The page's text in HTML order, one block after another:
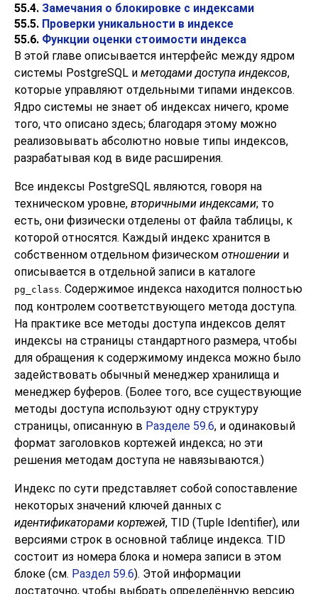
55.4. Замечания о блокировке с индексами
55.5. Проверки уникальности в индексе
55.6. Функции оценки стоимости индекса
В этой главе описывается интерфейс между ядром
системы PostgreSQL и методами доступа индексов,
которые управляют отдельными типами индексов.
Ядро системы не знает об индексах ничего, кроме
того, что описано здесь; благодаря этому можно
реализовывать абсолютно новые типы индексов,
разрабатывая код в виде расширения.
Все индексы PostgreSQL являются, говоря на
техническом уровне, вторичными индексами; то
есть, они физически отделены от файла таблицы, к
которой относятся. Каждый индекс хранится в
собственном отдельном физическом отношении и
описывается в отдельной записи в каталоге
pg_class. Содержимое индекса находится полностью
под контролем соответствующего метода доступа.
На практике все методы доступа индексов делят
индексы на страницы стандартного размера, чтобы
для обращения к содержимому индекса можно было
задействовать обычный менеджер хранилища и
менеджер буферов. (Более того, все существующие
методы доступа используют одну структуру
страницы, описанную в Разделе 59.6, и одинаковый
формат заголовков кортежей индекса; но эти
решения методам доступа не навязываются.)
Индекс по сути представляет собой сопоставление
некоторых значений ключей данных с
идентификаторами кортежей, TID (Tuple Identifier), или
версиями строк в основной таблице индекса. TID
состоит из номера блока и номера записи в этом
блоке (см. Раздел 59.6). Этой информации
достаточно, чтобы выбрать определённую версию